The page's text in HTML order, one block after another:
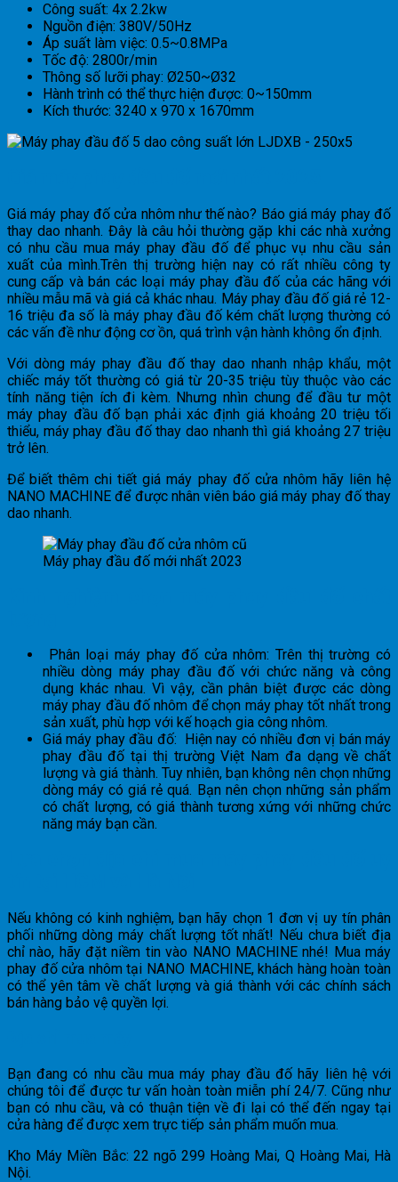
Công suất: 4x 2.2kw
Nguồn điện: 380V/50Hz
Áp suất làm việc: 0.5~0.8MPa
Tốc độ: 2800r/min
Thông số lưỡi phay: Ø250~Ø32
Hành trình có thể thực hiện được: 0~150mm
Kích thước: 3240 x 970 x 1670mm
Giá máy phay đố cửa nhôm như thế nào? Báo giá máy phay đố
thay dao nhanh. Đây là câu hỏi thường gặp khi các nhà xưởng
có nhu cầu mua máy phay đầu đố để phục vụ nhu cầu sản
xuất của mình.Trên thị trường hiện nay có rất nhiều công ty
cung cấp và bán các loại máy phay đầu đố của các hãng với
nhiều mẫu mã và giá cả khác nhau. Máy phay đầu đố giá rẻ 12-
16 triệu đa số là máy phay đầu đố kém chất lượng thường có
các vấn đề như động cơ ồn, quá trình vận hành không ổn định.
Với dòng máy phay đầu đố thay dao nhanh nhập khẩu, một
chiếc máy tốt thường có giá từ 20-35 triệu tùy thuộc vào các
tính năng tiện ích đi kèm. Nhưng nhìn chung để đầu tư một
máy phay đầu đố bạn phải xác định giá khoảng 20 triệu tối
thiểu, máy phay đầu đố thay dao nhanh thì giá khoảng 27 triệu
trở lên.
Để biết thêm chi tiết giá máy phay đố cửa nhôm hãy liên hệ
NANO MACHINE để được nhân viên báo giá máy phay đố thay
dao nhanh.
Máy phay đầu đố mới nhất 2023
Phân loại máy phay đố cửa nhôm: Trên thị trường có
nhiều dòng máy phay đầu đố với chức năng và công
dụng khác nhau. Vì vậy, cần phân biệt được các dòng
máy phay đầu đố nhôm để chọn máy phay tốt nhất trong
sản xuất, phù hợp với kế hoạch gia công nhôm.
Giá máy phay đầu đố: Hiện nay có nhiều đơn vị bán máy
phay đầu đố tại thị trường Việt Nam đa dạng về chất
lượng và giá thành. Tuy nhiên, bạn không nên chọn những
dòng máy có giá rẻ quá. Bạn nên chọn những sản phẩm
có chất lượng, có giá thành tương xứng với những chức
năng máy bạn cần.
Nếu không có kinh nghiệm, bạn hãy chọn 1 đơn vị uy tín phân
phối những dòng máy chất lượng tốt nhất! Nếu chưa biết địa
chỉ nào, hãy đặt niềm tin vào NANO MACHINE nhé! Mua máy
phay đố cửa nhôm tại NANO MACHINE, khách hàng hoàn toàn
có thể yên tâm về chất lượng và giá thành với các chính sách
bán hàng bảo vệ quyền lợi.
Bạn đang có nhu cầu mua máy phay đầu đố hãy liên hệ với
chúng tôi để được tư vấn hoàn toàn miễn phí 24/7. Cũng như
bạn có nhu cầu, và có thuận tiện về đi lại có thể đến ngay tại
cửa hàng để được xem trực tiếp sản phẩm muốn mua.
Kho Máy Miền Bắc: 22 ngõ 299 Hoàng Mai, Q Hoàng Mai, Hà
Nội.